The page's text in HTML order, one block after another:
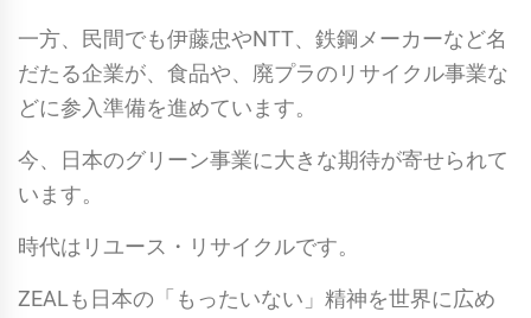
一方、民間でも伊藤忠やNTT、鉄鋼メーカーなど名
だたる企業が、食品や、廃プラのリサイクル事業な
どに参入準備を進めています。
今、日本のグリーン事業に大きな期待が寄せられて
います。
時代はリユース・リサイクルです。
ZEALも日本の「もったいない」精神を世界に広め